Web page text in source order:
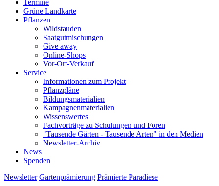
Termine
Grüne Landkarte
Pflanzen
Wildstauden
Saatgutmischungen
Give away
Online-Shops
Vor-Ort-Verkauf
Service
Informationen zum Projekt
Pflanzpläne
Bildungsmaterialien
Kampagnenmaterialien
Wissenswertes
Fachvorträge zu Schulungen und Foren
"Tausende Gärten - Tausende Arten" in den Medien
Newsletter-Archiv
News
Spenden
Newsletter Gartenprämierung Prämierte Paradiese